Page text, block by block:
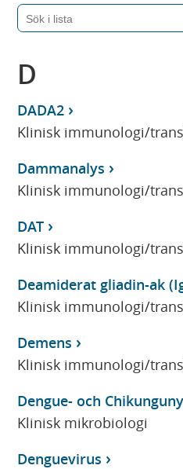
D
DADA2
Klinisk immunologi/
Dammanalys
Klinisk immunologi/
DAT
Klinisk immunologi/
Deamiderat gliadin-ak
Klinisk immunologi/
Demens
Klinisk immunologi/
Dengue- och
Klinisk mikrobiologi
Denguevirus